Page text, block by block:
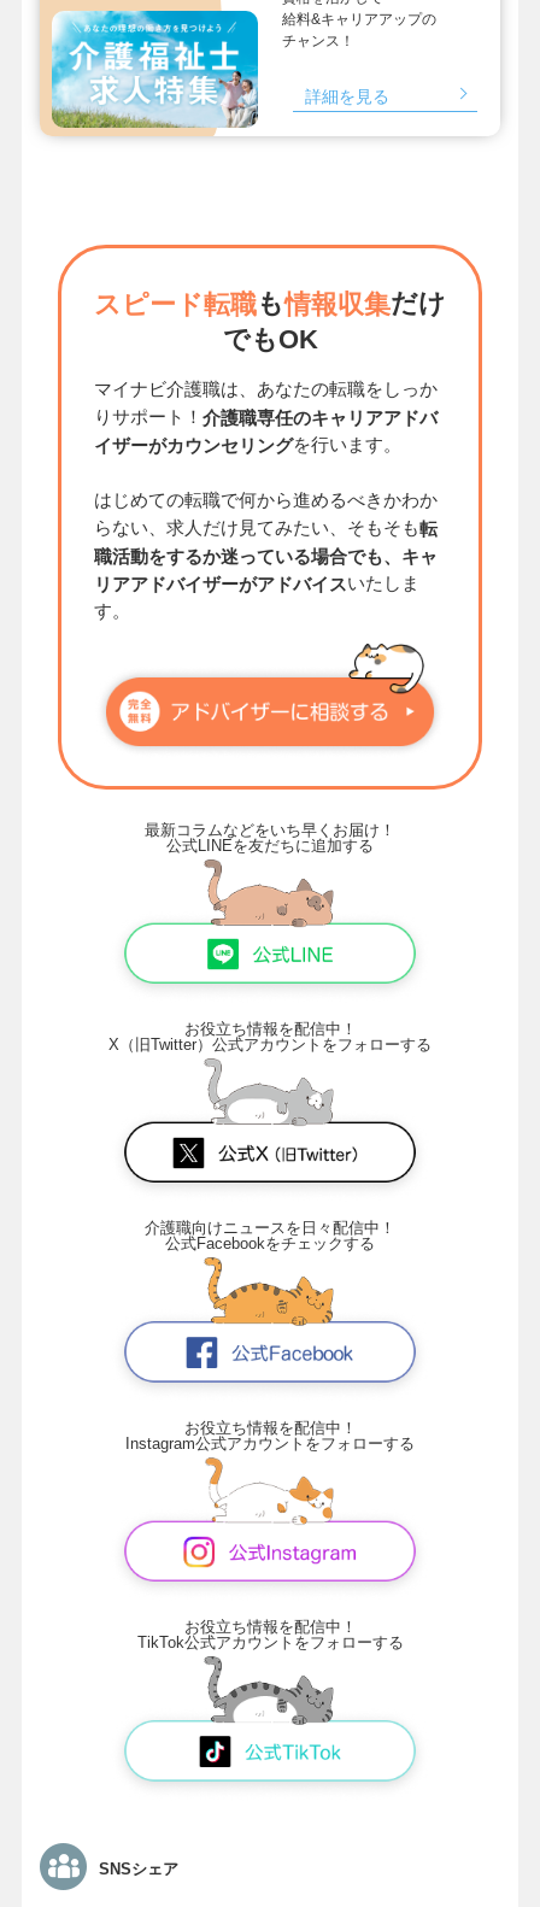
給料&キャリアアップの
チャンス！
詳細を見る
スピード転職も情報収集だけ
でもOK
マイナビ介護職は、あなたの転職をしっか
りサポート！ 介護職専任のキャリアアドバ
イザーがカウンセリングを行います。
はじめての転職で何から進めるべきかわか
らない、求人だけ見てみたい、そもそも転
職活動をするか迷っている場合でも、キャ
リアアドバイザーがアドバイスいたしま
す。
最新コラムなどをいち早くお届け！
公式LINEを友だちに追加する
お役立ち情報を配信中！
X（旧Twitter）公式アカウントをフォローする
介護職向けニュースを日々配信中！
公式Facebookをチェックする
お役立ち情報を配信中！
Instagram公式アカウントをフォローする
お役立ち情報を配信中！
TikTok公式アカウントをフォローする
SNSシェア